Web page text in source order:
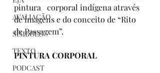
AVALIAÇÃO
SÍMBOLO
TEXTO
PODCAST
pintura   corporal indígena através
de imagens e do conceito de “Rito
de Passagem”.
PINTURA CORPORAL